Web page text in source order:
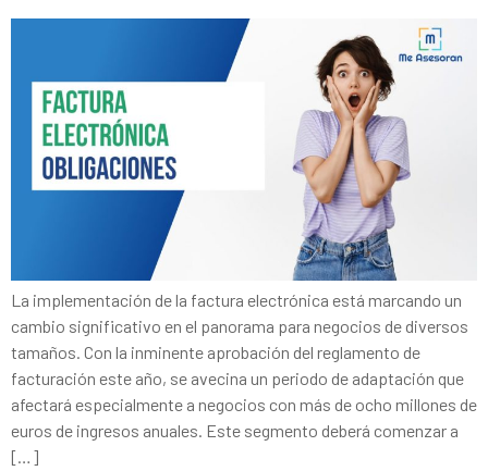
La implementación de la factura electrónica está marcando un
cambio significativo en el panorama para negocios de diversos
tamaños. Con la inminente aprobación del reglamento de
facturación este año, se avecina un periodo de adaptación que
afectará especialmente a negocios con más de ocho millones de
euros de ingresos anuales. Este segmento deberá comenzar a
[…]